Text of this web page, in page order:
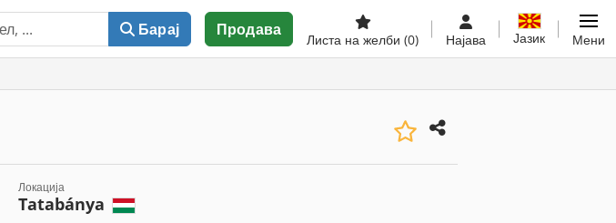
Барај Продава
Листа на желби (0) Најава Јазик Мени
Локација
Tatabánya